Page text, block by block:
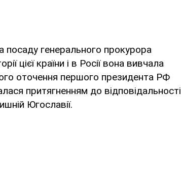
посаду генерального прокурора
цієї країни і в Росії вона вивчала
оточення першого президента РФ
притягненням до відповідальності
Югославії.